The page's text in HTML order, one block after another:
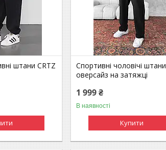
штани CRTZ
Спортивні чоловічі штани
оверсайз на затяжці
1 999 ₴
В наявності
Купити